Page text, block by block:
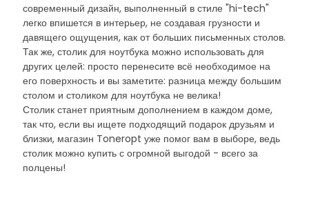
современный дизайн, выполненный в стиле "hi-tech"
легко впишется в интерьер, не создавая грузности и
давящего ощущения, как от больших письменных столов.
Так же, столик для ноутбука можно использовать для
других целей: просто перенесите всё необходимое на
его поверхность и вы заметите: разница между большим
столом и столиком для ноутбука не велика!
Столик станет приятным дополнением в каждом доме,
так что, если вы ищете подходящий подарок друзьям и
близки, магазин Toneropt уже помог вам в выборе, ведь
столик можно купить с огромной выгодой - всего за
полцены!